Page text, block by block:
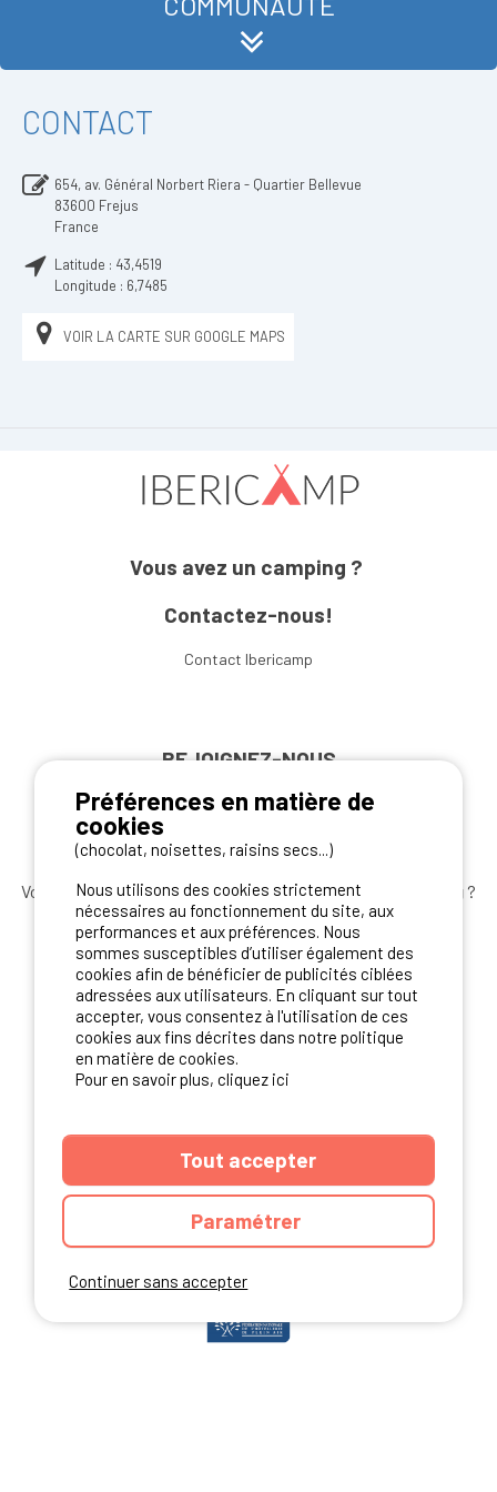
CONTACT
654, av. Général Norbert Riera - Quartier Bellevue
83600 Frejus
France
Latitude : 43,4519
Longitude : 6,7485
VOIR LA CARTE SUR GOOGLE MAPS
Vous avez un camping ?
Contactez-nous!
Contact Ibericamp
REJOIGNEZ-NOUS
Vous souhaitez bénéficier desmeilleures offres camping ?
Abonnez-vous à la newsletterdès aujourd'hui
S'ABONNER
NOS PARTENAIRES
Continuer sans accepter
Préférences en matière de
cookies
(chocolat, noisettes, raisins secs...)
Nous utilisons des cookies strictement
nécessaires au fonctionnement du site, aux
performances et aux préférences. Nous
sommes susceptibles d’utiliser également des
cookies afin de bénéficier de publicités ciblées
adressées aux utilisateurs. En cliquant sur tout
accepter, vous consentez à l'utilisation de ces
cookies aux fins décrites dans notre politique
en matière de cookies.
Pour en savoir plus, cliquez ici
Tout accepter
Paramétrer